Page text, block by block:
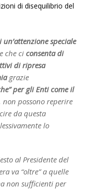
di disequilibrio del
speciale
che ciconsenta di
di ripresa
grazie
per gli Enti come il
possono reperire
da questa
lo
al Presidente del
va “oltre” a quelle
non sufficienti per